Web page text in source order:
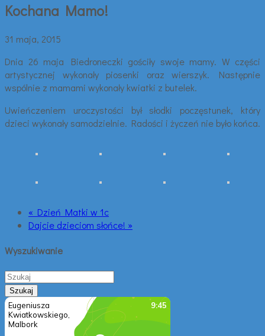
Kochana Mamo!
31 maja, 2015
Dnia 26 maja Biedroneczki gościły swoje mamy. W części
artystycznej wykonały piosenki oraz wierszyk. Następnie
wspólnie z mamami wykonały kwiatki z butelek.
Uwieńczeniem uroczystości był słodki poczęstunek, który
dzieci wykonały samodzielnie. Radości i życzeń nie było końca.
« Dzień Matki w 1c
Dajcie dzieciom słońce! »
Wyszukiwanie